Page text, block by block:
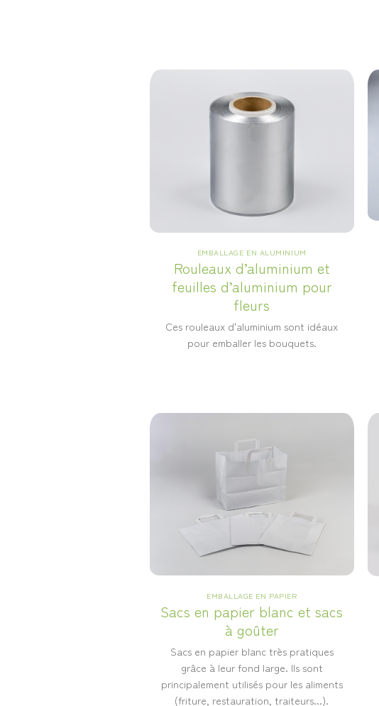
EMBALLAGE EN ALUMINIUM
Rouleaux d’aluminium et
feuilles d’aluminium pour
fleurs
Ces rouleaux d'aluminium sont idéaux
pour emballer les bouquets.
EMBALLAGE EN PAPIER
Sacs en papier blanc et sacs
à goûter
Sacs en papier blanc très pratiques
grâce à leur fond large. Ils sont
principalement utilisés pour les aliments
(friture, restauration, traiteurs...).